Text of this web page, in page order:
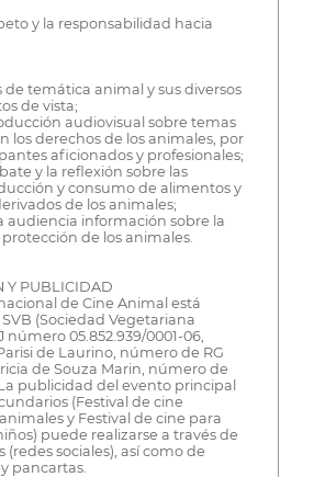
y la responsabilidad hacia
de temática animal y sus diversos
de vista;
audiovisual sobre temas
los derechos de los animales, por
aficionados y profesionales;
y la reflexión sobre las
y consumo de alimentos y
de los animales;
audiencia información sobre la
de los animales.
Y PUBLICIDAD
de Cine Animal está
(Sociedad Vegetariana
número 05.852.939/0001-06,
de Laurino, número de RG
de Souza Marin, número de
publicidad del evento principal
(Festival de cine
y Festival de cine para
puede realizarse a través de
(redes sociales), así como de
pancartas.